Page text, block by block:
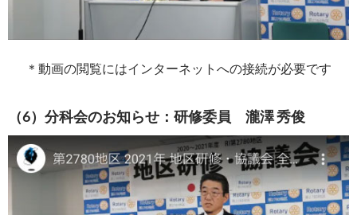
＊動画の閲覧にはインターネットへの接続が必要です
（6）分科会のお知らせ：研修委員 瀧澤 秀俊